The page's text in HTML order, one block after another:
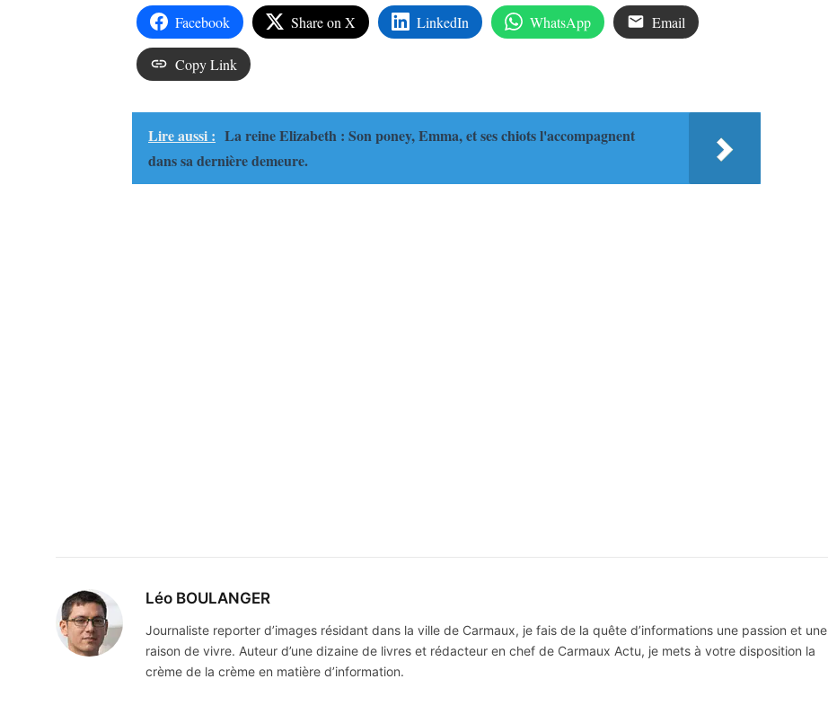
Facebook Share on X LinkedIn WhatsApp Email
Copy Link
Lire aussi : La reine Elizabeth : Son poney, Emma, et ses chiots l'accompagnent
dans sa dernière demeure.
Léo BOULANGER
Journaliste reporter d’images résidant dans la ville de Carmaux, je fais de la quête d’informations une passion et une
raison de vivre. Auteur d’une dizaine de livres et rédacteur en chef de Carmaux Actu, je mets à votre disposition la
crème de la crème en matière d’information.